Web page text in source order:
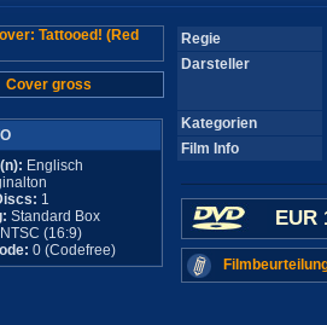
Cover gross
Englisch
1
Standard Box
NTSC (16:9)
0 (Codefree)
Regie
Darsteller
Kategorien
Film Info
EUR